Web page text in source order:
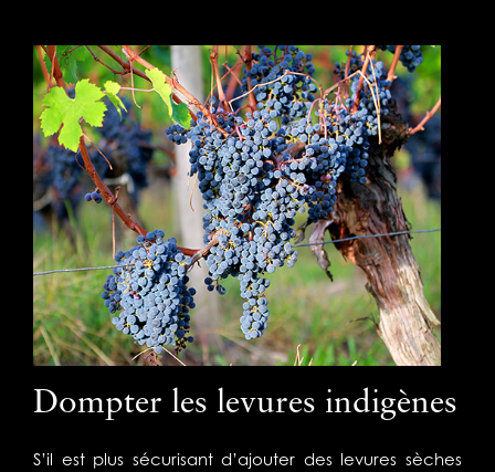
Dompter les levures indigènes
S’il est plus sécurisant d’ajouter des levures sèches